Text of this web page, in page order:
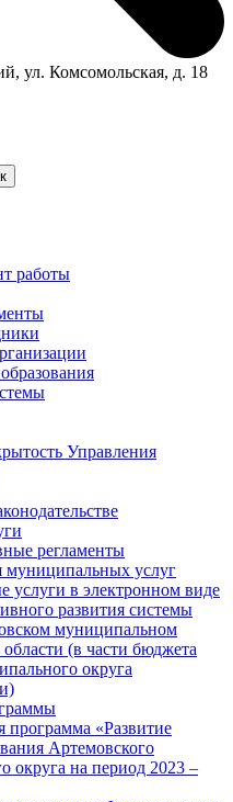
ул. Комсомольская, д. 18
работы
Управления
регламенты
муниципальных услуг
услуги в электронном виде
развития системы
муниципальном
(в части бюджета
округа
«Развитие
Артемовского
округа на период 2023 –